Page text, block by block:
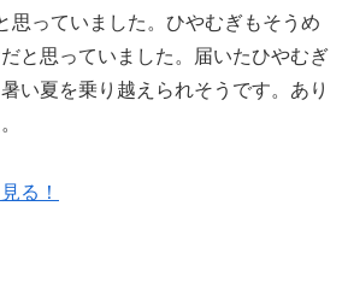
思っていました。ひやむぎもそうめ
と思っていました。届いたひやむぎ
い夏を乗り越えられそうです。あり
る！